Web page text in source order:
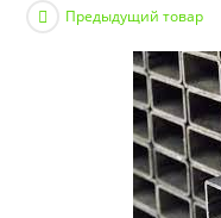
Предыдущий товар